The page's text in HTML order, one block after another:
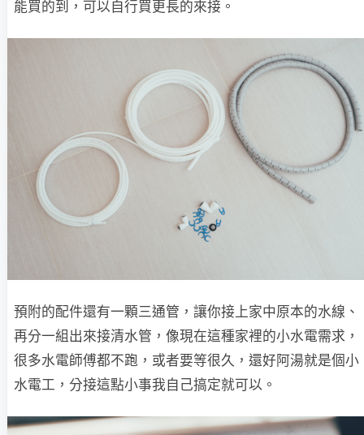
能買的到，可以自行買更長的來接。
預附的配件還有一顆三通管，讓你接上家中原本的水線、
再分一組出來接清水管，像現在這種家裡的小水電需求，
很多水電師傅都不跑，或者要等很久，還好阿湯就是個小
水電工，分接這點小事我自己搞定就可以。